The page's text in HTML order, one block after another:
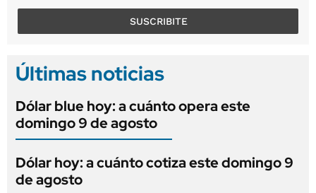
SUSCRIBITE
Últimas noticias
Dólar blue hoy: a cuánto opera este
domingo 9 de agosto
Dólar hoy: a cuánto cotiza este domingo 9
de agosto